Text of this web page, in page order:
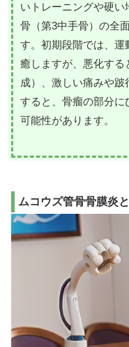
いトレーニングや硬
骨（第3中手骨）の全
す。初期段階では、
癒しますが、悪化する
成）、激しい痛みや
すると、骨瘤の部分に
可能性があります。
ムコウズ管骨骨膜炎